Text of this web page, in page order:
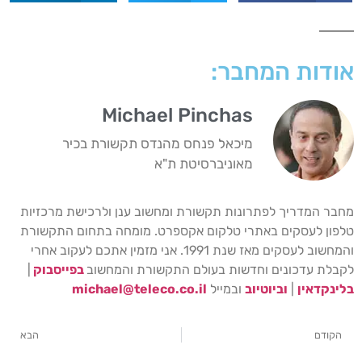
אודות המחבר:
Michael Pinchas
מיכאל פנחס מהנדס תקשורת בכיר
מאוניברסיטת ת"א
מחבר המדריך לפתרונות תקשורת ומחשוב ענן ולרכישת מרכזיות
טלפון לעסקים באתרי טלקום אקספרט. מומחה בתחום התקשורת
והמחשוב לעסקים מאז שנת 1991. אני מזמין אתכם לעקוב אחרי
לקבלת עדכונים וחדשות בעולם התקשורת והמחשוב בפייסבוק
בלינקדאין
וביוטיוב ובמייל michael@teleco.co.il
הקודם הבא